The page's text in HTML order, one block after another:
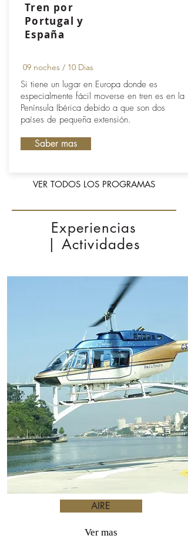
Tren por
Portugal y
España
09 noches / 10 Dias
Si tiene un lugar en Europa donde es
especialmente fácil moverse en tren es en la
Península Ibérica debido a que son dos
países de pequeña extensión.
Saber mas
VER TODOS LOS PROGRAMAS
Experiencias
| Actividades
AIRE
Ver mas